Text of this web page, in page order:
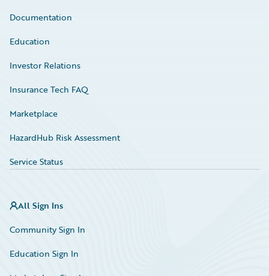
Documentation
Education
Investor Relations
Insurance Tech FAQ
Marketplace
HazardHub Risk Assessment
Service Status
All Sign Ins
Community Sign In
Education Sign In